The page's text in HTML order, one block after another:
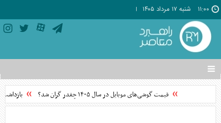
۱۱:۰۰ شنبه ۱۷ مرداد ۱۴۰۵
تغییر
وضعیت
منوی
ها
قیمت گوشی‌های موبایل در سال ۱۴۰۵ چقدر گران شد؟ بازداشت ۶ نفر در پرونده قتل جوانی در ستارخان